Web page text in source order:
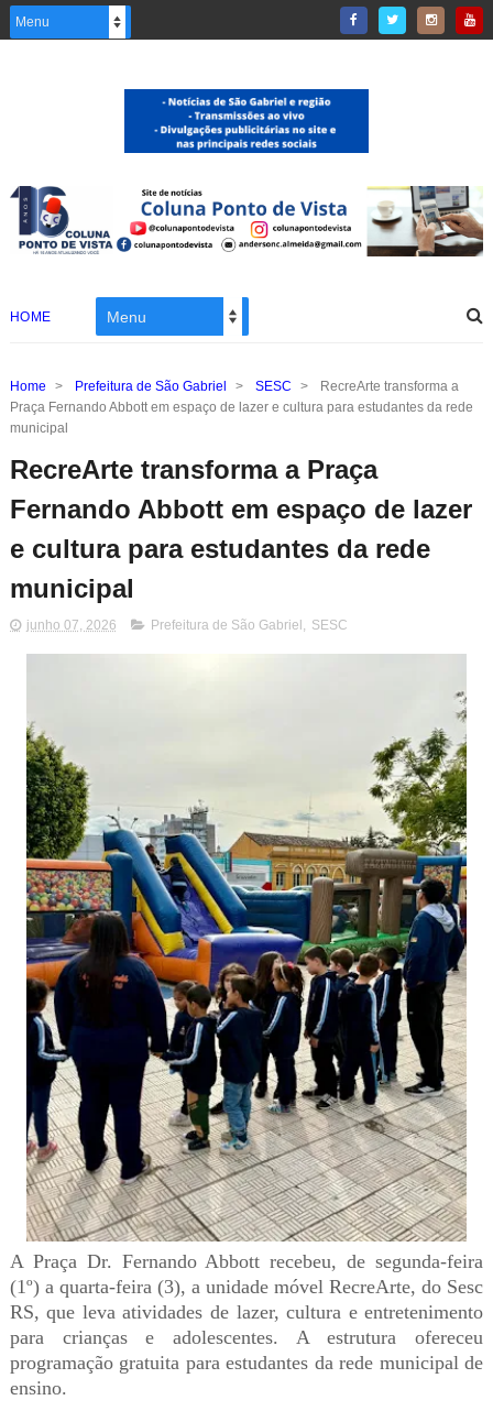
HOME
Home > Prefeitura de São Gabriel > SESC >
RecreArte transforma a
Praça Fernando Abbott em espaço de lazer e cultura para estudantes da rede
municipal
RecreArte transforma a Praça
Fernando Abbott em espaço de lazer
e cultura para estudantes da rede
municipal
junho 07, 2026 Prefeitura de São Gabriel , SESC
A Praça Dr. Fernando Abbott recebeu, de segunda-feira
(1º) a quarta-feira (3), a unidade móvel RecreArte, do Sesc
RS, que leva atividades de lazer, cultura e entretenimento
para crianças e adolescentes. A estrutura ofereceu
programação gratuita para estudantes da rede municipal de
ensino.